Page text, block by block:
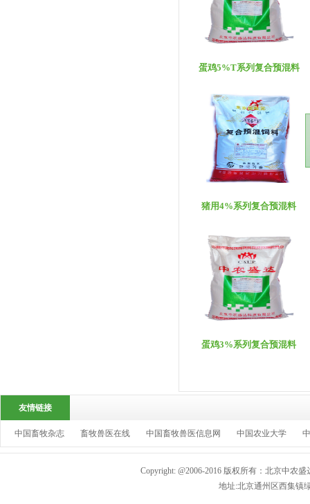
蛋鸡5%T系列复合预混料
猪用4%系列复合预混料
蛋鸡3%系列复合预混料
友情链接
中国畜牧杂志 畜牧兽医在线 中国畜牧兽医信息网 中国农业大学
Copyright: @2006-2016 版权所有：北京中农
地址:北京通州区西集镇